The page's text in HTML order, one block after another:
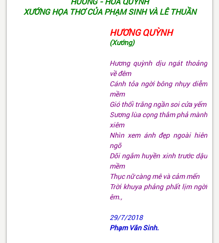
HƯƠNG - HOA QUỲNH
XƯỚNG HỌA THƠ CỦA PHẠM SINH VÀ LÊ THUẦN
HƯƠNG QUỲNH
(Xướng)
Hương quỳnh dịu ngát thoảng
về đêm
Cánh tỏa ngời bông nhụy diễm
mềm
Gió thổi trăng ngần soi cửa yếm
Sương lùa cọng thắm phả mành
xiêm
Nhìn xem ánh đẹp ngoài hiên
ngõ
Dõi ngắm huyền xinh trước dậu
mềm
Thục nữ càng mê và cảm mến
Trời khuya phảng phất lịm ngời
êm.,
29/7/2018
Phạm Văn Sinh.